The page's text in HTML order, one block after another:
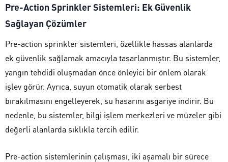
Pre-Action Sprinkler Sistemleri: Ek Güvenlik
Sağlayan Çözümler
Pre-action sprinkler sistemleri, özellikle hassas alanlarda
ek güvenlik sağlamak amacıyla tasarlanmıştır. Bu sistemler,
yangın tehdidi oluşmadan önce önleyici bir önlem olarak
işlev görür. Ayrıca, suyun otomatik olarak serbest
bırakılmasını engelleyerek, su hasarını asgariye indirir. Bu
nedenle, bu sistemler, bilgi işlem merkezleri ve müzeler gibi
değerli alanlarda sıklıkla tercih edilir.
Pre-action sistemlerinin çalışması, iki aşamalı bir sürece